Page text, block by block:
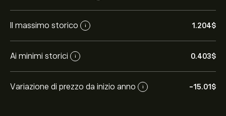
Il massimo storico i 1.204‎$‎
Ai minimi storici i 0.403‎$‎
Variazione di prezzo da inizio anno i -15.01‎$‎